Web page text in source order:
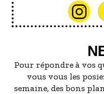
Pour répondre à vos
vous vous les
semaine, des bons